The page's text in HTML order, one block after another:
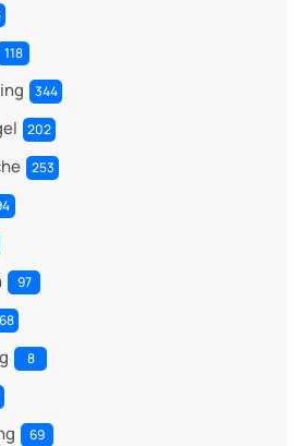
118
344
202
253
97
8
69